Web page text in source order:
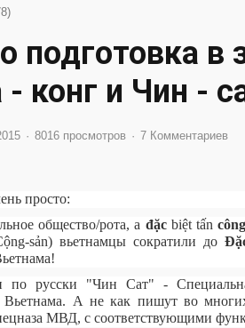
подготовка
конг и Чин -
8016 просмотров 7 Комментариев
просто:
общество/рота, а đặcbiệt tấn
sản) вьетнамцы сократили до
русски "Чин Сат" -
Вьетнама. А не как пишут во
МВД, с соответствующими